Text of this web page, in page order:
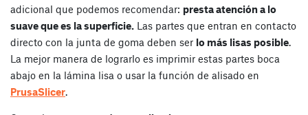
adicional que podemos recomendar: presta atención a lo
suave que es la superficie. Las partes que entran en contacto
directo con la junta de goma deben ser lo más lisas posible.
La mejor manera de lograrlo es imprimir estas partes boca
abajo en la lámina lisa o usar la función de alisado en
PrusaSlicer.